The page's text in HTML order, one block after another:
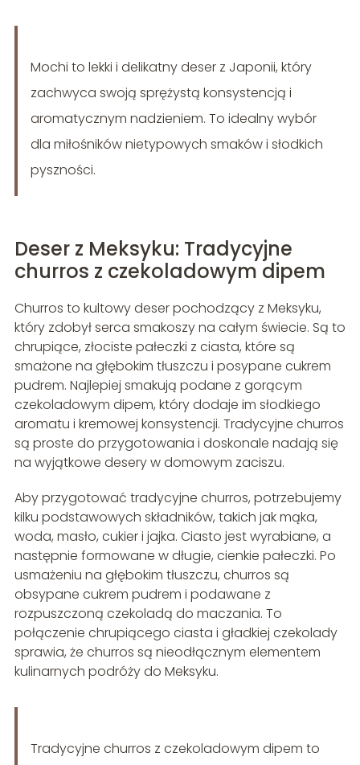
Mochi to lekki i delikatny deser z Japonii, który
zachwyca swoją sprężystą konsystencją i
aromatycznym nadzieniem. To idealny wybór
dla miłośników nietypowych smaków i słodkich
pyszności.
Deser z Meksyku: Tradycyjne
churros z czekoladowym dipem
Churros to kultowy deser pochodzący z Meksyku,
który zdobył serca smakoszy na całym świecie. Są to
chrupiące, złociste pałeczki z ciasta, które są
smażone na głębokim tłuszczu i posypane cukrem
pudrem. Najlepiej smakują podane z gorącym
czekoladowym dipem, który dodaje im słodkiego
aromatu i kremowej konsystencji. Tradycyjne churros
są proste do przygotowania i doskonale nadają się
na wyjątkowe desery w domowym zaciszu.
Aby przygotować tradycyjne churros, potrzebujemy
kilku podstawowych składników, takich jak mąka,
woda, masło, cukier i jajka. Ciasto jest wyrabiane, a
następnie formowane w długie, cienkie pałeczki. Po
usmażeniu na głębokim tłuszczu, churros są
obsypane cukrem pudrem i podawane z
rozpuszczoną czekoladą do maczania. To
połączenie chrupiącego ciasta i gładkiej czekolady
sprawia, że ​​churros są nieodłącznym elementem
kulinarnych podróży do Meksyku.
Tradycyjne churros z czekoladowym dipem to